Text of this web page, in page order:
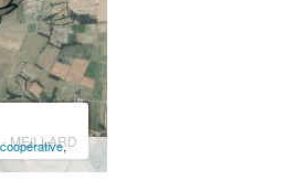
MEILLARD
,